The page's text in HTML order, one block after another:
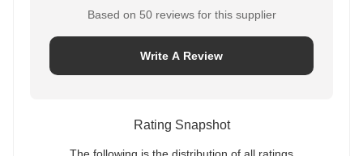
Based on 50 reviews for this supplier
Write A Review
Rating Snapshot